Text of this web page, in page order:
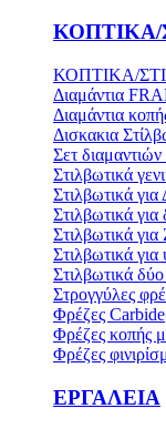
ΚΟΠΤΙΚΑ/
ΚΟΠΤΙΚΑ/
Διαμάντια
Διαμάντια
Δισκακια
Σετ
Στιλβωτικά
Στιλβωτικά για
Στιλβωτικά για
Στιλβωτικά για
Στιλβωτικά για
Στιλβωτικά
Στρογγύλες
Φρέζες Carbide
Φρέζες κοπής
Φρέζες
ΕΡΓΑΛΕΙΑ